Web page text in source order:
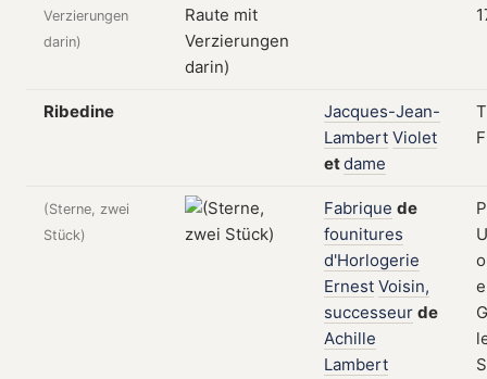
Verzierungen
darin)
Ribedine
Jacques-Jean-
Lambert Violet
etdame
(Sterne, zwei
Stück)
Fabrique de
founitures
d'Horlogerie
Ernest Voisin,
successeur de
Achille
Lambert